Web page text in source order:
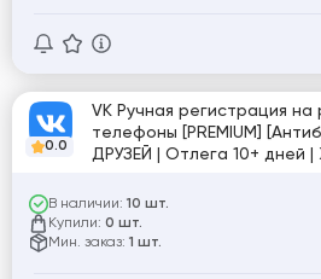
0.0
VK Ручная регистрация на
телефоны [PREMIUM]
ДРУЗЕЙ | Отлега 10+ дней |
В наличии: 10 шт.
Купили: 0 шт.
Мин. заказ: 1 шт.